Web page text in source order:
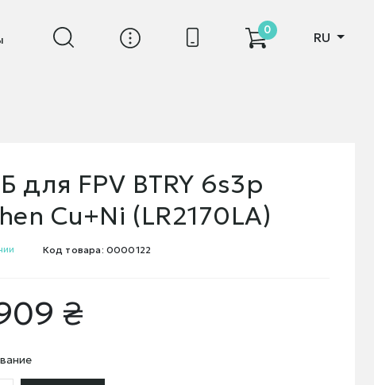
0 RU
для FPV BTRY 6s3p
Cu+Ni (LR2170LA)
Код товара: 0000122
₴